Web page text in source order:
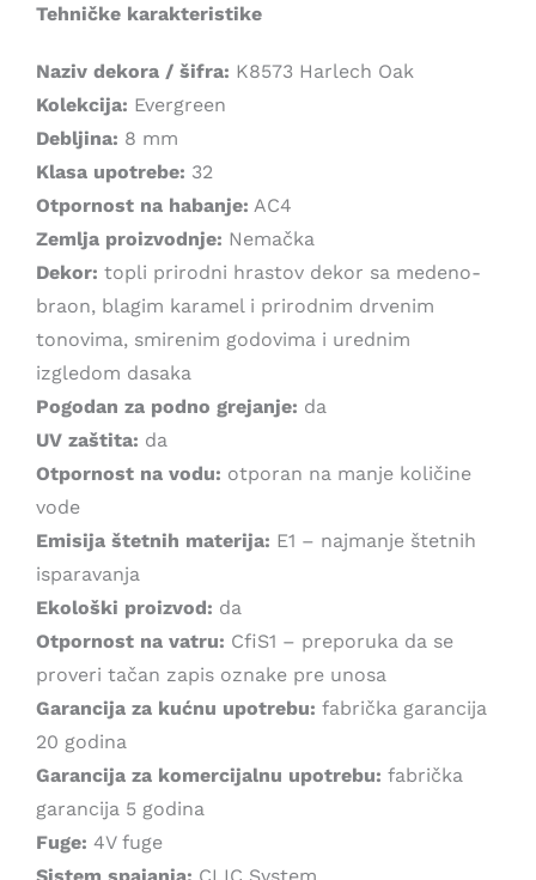
била:
1.999,00 рсд.
1.299,35 рсд.
Tehničke karakteristike
Naziv dekora / šifra: K8573 Harlech Oak
Kolekcija: Evergreen
Debljina: 8 mm
Klasa upotrebe: 32
Otpornost na habanje: AC4
Zemlja proizvodnje: Nemačka
Dekor: topli prirodni hrastov dekor sa medeno-
braon, blagim karamel i prirodnim drvenim
tonovima, smirenim godovima i urednim
izgledom dasaka
Pogodan za podno grejanje: da
UV zaštita: da
Otpornost na vodu: otporan na manje količine
vode
Emisija štetnih materija: E1 – najmanje štetnih
isparavanja
Ekološki proizvod: da
Otpornost na vatru: CfiS1 – preporuka da se
proveri tačan zapis oznake pre unosa
Garancija za kućnu upotrebu: fabrička garancija
20 godina
Garancija za komercijalnu upotrebu: fabrička
garancija 5 godina
Fuge: 4V fuge
Sistem spajanja: CLIC System